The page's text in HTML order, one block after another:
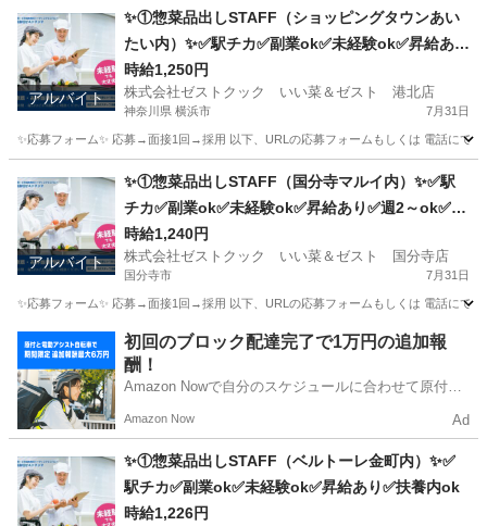
アルバイト
✨①惣菜品出しSTAFF（ショッピングタウンあい
たい内）✨✅駅チカ✅副業ok✅未経験ok✅昇給あり
✅週1～ok✅扶養内ok
時給1,250円
株式会社ゼストクック いい菜＆ゼスト 港北店
神奈川県 横浜市 7月31日
✨応募フォーム✨ 応募→面接1回→採用 以下、URLの応募フォームもしくは 電話にて
キッチン
アルバイト
✨①惣菜品出しSTAFF（国分寺マルイ内）✨✅駅
チカ✅副業ok✅未経験ok✅昇給あり✅週2～ok✅扶
養内ok
時給1,240円
株式会社ゼストクック いい菜＆ゼスト 国分寺店
国分寺市 7月31日
✨応募フォーム✨ 応募→面接1回→採用 以下、URLの応募フォームもしくは 電話にて
キッチン スタッフ
初回のブロック配達完了で1万円の追加報
酬！
Amazon Nowで自分のスケジュールに合わせて原付や
う！
Amazon Now Ad
✨①惣菜品出しSTAFF（ベルトーレ金町内）✨✅
駅チカ✅副業ok✅未経験ok✅昇給あり✅扶養内ok
時給1,226円